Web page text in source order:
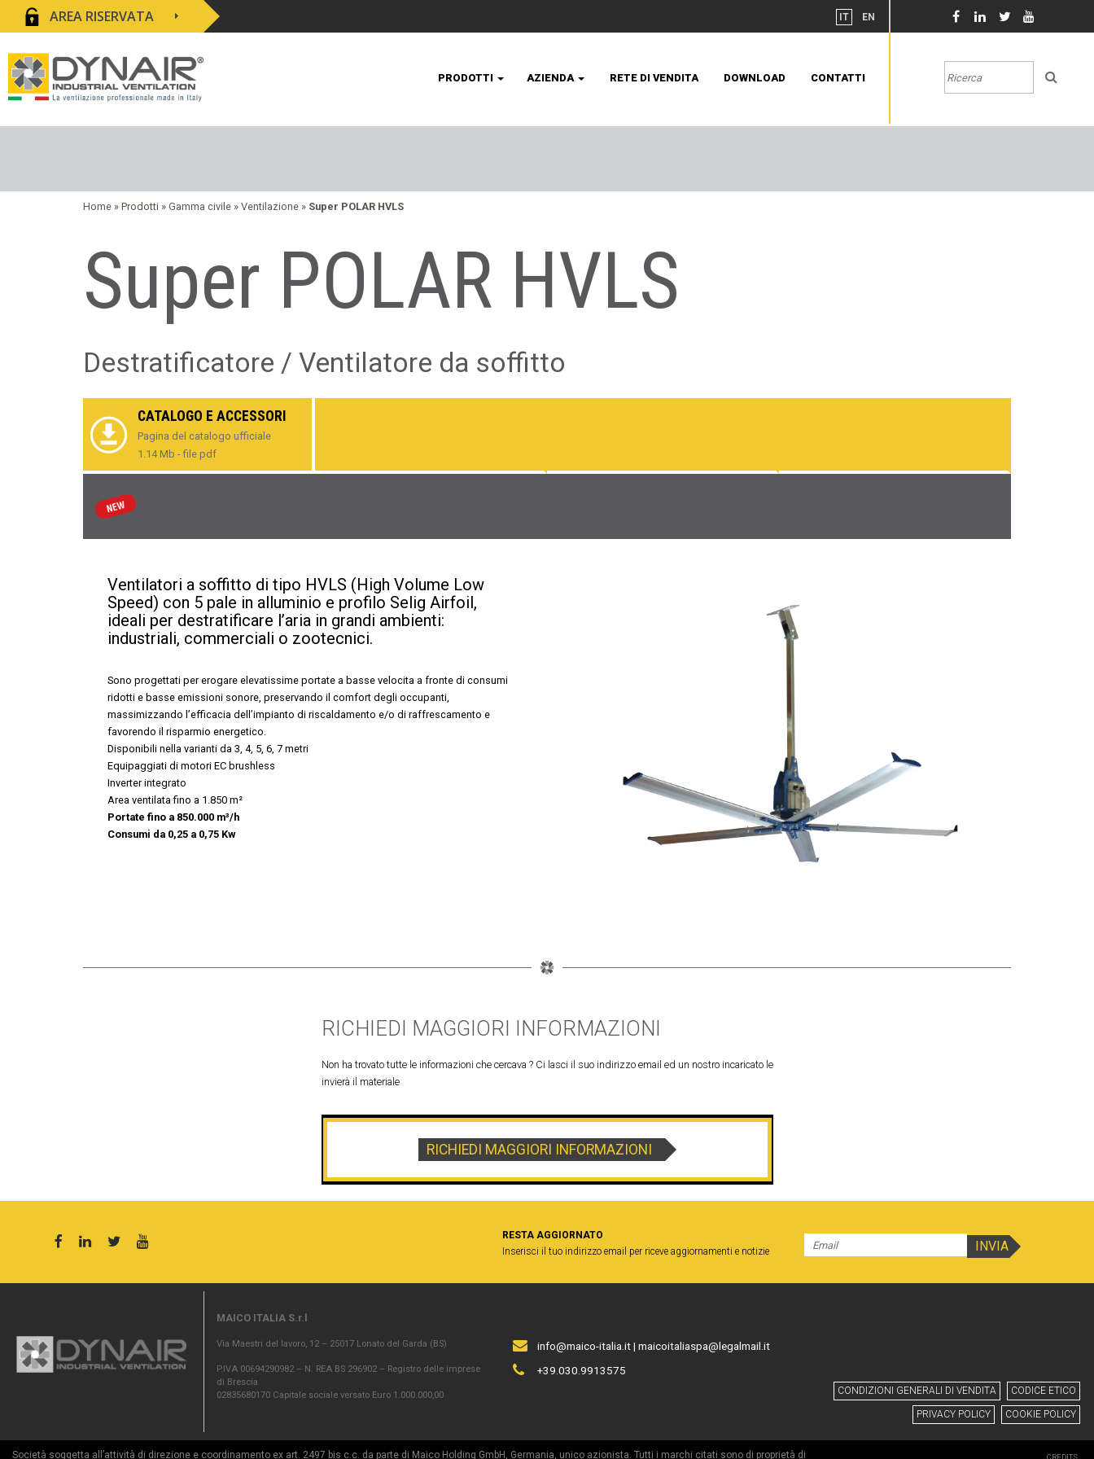
AREA RISERVATA IT EN
PRODOTTI AZIENDA RETE DI VENDITA DOWNLOAD CONTATTI
Home » Prodotti » Gamma civile » Ventilazione » Super POLAR HVLS
Super POLAR HVLS
Destratificatore / Ventilatore da soffitto
CATALOGO E ACCESSORI
Pagina del catalogo ufficiale
1.14 Mb - file pdf
Ventilatori a soffitto di tipo HVLS (High Volume Low
Speed) con 5 pale in alluminio e profilo Selig Airfoil,
ideali per destratificare l’aria in grandi ambienti:
industriali, commerciali o zootecnici.
Sono progettati per erogare elevatissime portate a basse velocita a fronte di consumi
ridotti e basse emissioni sonore, preservando il comfort degli occupanti,
massimizzando l’efficacia dell’impianto di riscaldamento e/o di raffrescamento e
favorendo il risparmio energetico.
Disponibili nella varianti da 3, 4, 5, 6, 7 metri
Equipaggiati di motori EC brushless
Inverter integrato
Area ventilata fino a 1.850 m²
Portate fino a 850.000 m³/h
Consumi da 0,25 a 0,75 Kw
RICHIEDI MAGGIORI INFORMAZIONI
Non ha trovato tutte le informazioni che cercava ? Ci lasci il suo indirizzo email ed un nostro incaricato le
invierà il materiale
RICHIEDI MAGGIORI INFORMAZIONI
RESTA AGGIORNATO
Inserisci il tuo indirizzo email per riceve aggiornamenti e notizie
MAICO ITALIA S.r.l
Via Maestri del lavoro, 12 – 25017 Lonato del Garda (BS)
P.IVA 00694290982 – N. REA BS 296902 – Registro delle imprese
di Brescia
02835680170 Capitale sociale versato Euro 1.000.000,00
info@maico-italia.it|maicoitaliaspa@legalmail.it
+39.030.9913575
CONDIZIONI GENERALI DI VENDITA CODICE ETICO
PRIVACY POLICY COOKIE POLICY
Società soggetta all’attività di direzione e coordinamento ex art. 2497 bis c.c. da parte di Maico Holding GmbH, Germania, unico azionista. Tutti i marchi citati sono di proprietà di CREDITS